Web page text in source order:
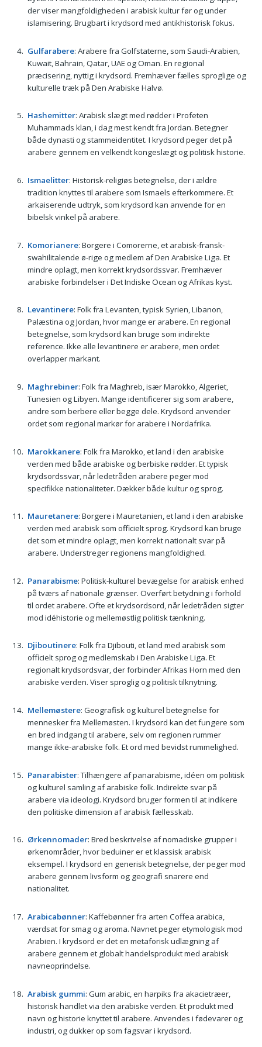
der viser mangfoldigheden i arabisk kultur før og under
islamisering. Brugbart i krydsord med antikhistorisk fokus.
Gulfarabere: Arabere fra Golfstaterne, som Saudi-Arabien,
Kuwait, Bahrain, Qatar, UAE og Oman. En regional
præcisering, nyttig i krydsord. Fremhæver fælles sproglige og
kulturelle træk på Den Arabiske Halvø.
Hashemitter: Arabisk slægt med rødder i Profeten
Muhammads klan, i dag mest kendt fra Jordan. Betegner
både dynasti og stammeidentitet. I krydsord peger det på
arabere gennem en velkendt kongeslægt og politisk historie.
Ismaelitter: Historisk-religiøs betegnelse, der i ældre
tradition knyttes til arabere som Ismaels efterkommere. Et
arkaiserende udtryk, som krydsord kan anvende for en
bibelsk vinkel på arabere.
Komorianere: Borgere i Comorerne, et arabisk-fransk-
swahilitalende ø-rige og medlem af Den Arabiske Liga. Et
mindre oplagt, men korrekt krydsordssvar. Fremhæver
arabiske forbindelser i Det Indiske Ocean og Afrikas kyst.
Levantinere: Folk fra Levanten, typisk Syrien, Libanon,
Palæstina og Jordan, hvor mange er arabere. En regional
betegnelse, som krydsord kan bruge som indirekte
reference. Ikke alle levantinere er arabere, men ordet
overlapper markant.
Maghrebiner: Folk fra Maghreb, især Marokko, Algeriet,
Tunesien og Libyen. Mange identificerer sig som arabere,
andre som berbere eller begge dele. Krydsord anvender
ordet som regional markør for arabere i Nordafrika.
Marokkanere: Folk fra Marokko, et land i den arabiske
verden med både arabiske og berbiske rødder. Et typisk
krydsordssvar, når ledetråden arabere peger mod
specifikke nationaliteter. Dækker både kultur og sprog.
Mauretanere: Borgere i Mauretanien, et land i den arabiske
verden med arabisk som officielt sprog. Krydsord kan bruge
det som et mindre oplagt, men korrekt nationalt svar på
arabere. Understreger regionens mangfoldighed.
Panarabisme: Politisk-kulturel bevægelse for arabisk enhed
på tværs af nationale grænser. Overført betydning i forhold
til ordet arabere. Ofte et krydsordsord, når ledetråden sigter
mod idéhistorie og mellemøstlig politisk tænkning.
Djiboutinere: Folk fra Djibouti, et land med arabisk som
officielt sprog og medlemskab i Den Arabiske Liga. Et
regionalt krydsordsvar, der forbinder Afrikas Horn med den
arabiske verden. Viser sproglig og politisk tilknytning.
Mellemøstere: Geografisk og kulturel betegnelse for
mennesker fra Mellemøsten. I krydsord kan det fungere som
en bred indgang til arabere, selv om regionen rummer
mange ikke-arabiske folk. Et ord med bevidst rummelighed.
Panarabister: Tilhængere af panarabisme, idéen om politisk
og kulturel samling af arabiske folk. Indirekte svar på
arabere via ideologi. Krydsord bruger formen til at indikere
den politiske dimension af arabisk fællesskab.
Ørkennomader: Bred beskrivelse af nomadiske grupper i
ørkenområder, hvor beduiner er et klassisk arabisk
eksempel. I krydsord en generisk betegnelse, der peger mod
arabere gennem livsform og geografi snarere end
nationalitet.
Arabicabønner: Kaffebønner fra arten Coffea arabica,
værdsat for smag og aroma. Navnet peger etymologisk mod
Arabien. I krydsord er det en metaforisk udlægning af
arabere gennem et globalt handelsprodukt med arabisk
navneoprindelse.
Arabisk gummi: Gum arabic, en harpiks fra akacietræer,
historisk handlet via den arabiske verden. Et produkt med
navn og historie knyttet til arabere. Anvendes i fødevarer og
industri, og dukker op som fagsvar i krydsord.